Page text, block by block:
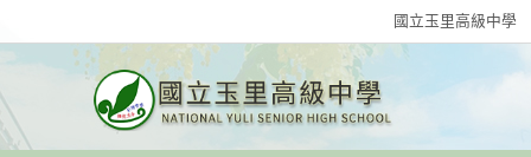
國立玉里高級中學